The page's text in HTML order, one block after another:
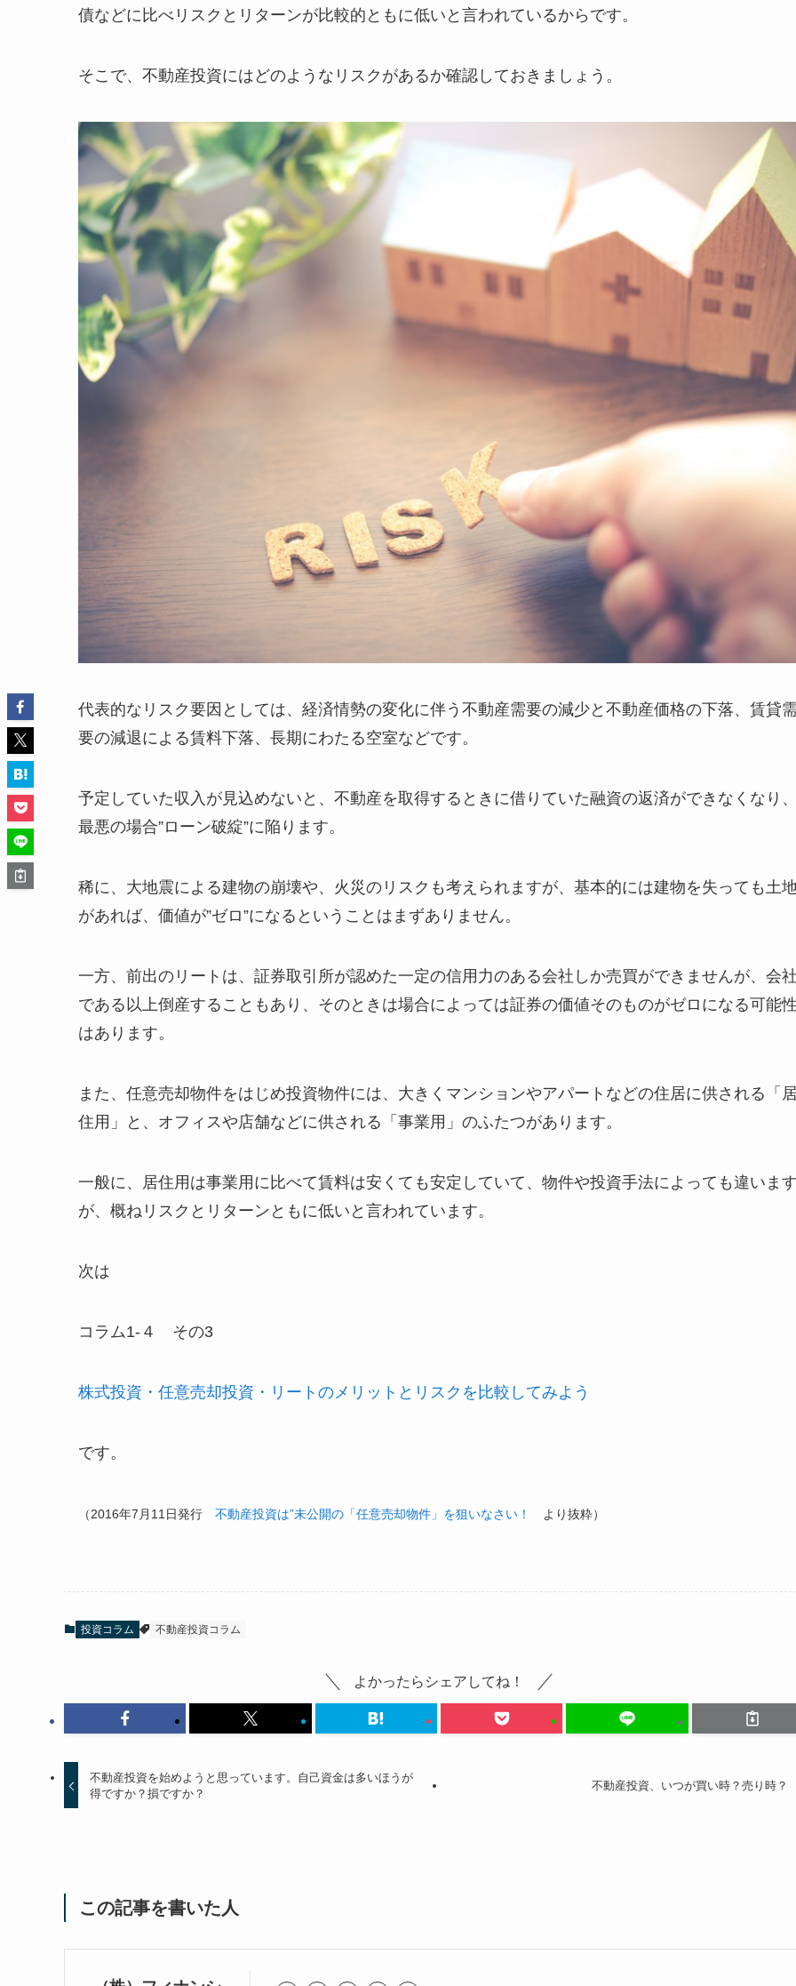
債などに比べリスクとリターンが比較的ともに低いと言われているからです。
そこで、不動産投資にはどのようなリスクがあるか確認しておきましょう。
代表的なリスク要因としては、経済情勢の変化に伴う不動産需要の減少と不動産価格の下落、賃貸
要の減退による賃料下落、長期にわたる空室などです。
予定していた収入が見込めないと、不動産を取得するときに借りていた融資の返済ができなくなり
最悪の場合”ローン破綻”に陥ります。
稀に、大地震による建物の崩壊や、火災のリスクも考えられますが、基本的には建物を失っても土
があれば、価値が”ゼロ”になるということはまずありません。
一方、前出のリートは、証券取引所が認めた一定の信用力のある会社しか売買ができませんが、会
である以上倒産することもあり、そのときは場合によっては証券の価値そのものがゼロになる可能
はあります。
また、任意売却物件をはじめ投資物件には、大きくマンションやアパートなどの住居に供される「
住用」と、オフィスや店舗などに供される「事業用」のふたつがあります。
一般に、居住用は事業用に比べて賃料は安くても安定していて、物件や投資手法によっても違いま
が、概ねリスクとリターンともに低いと言われています。
次は
コラム1-４ その3
株式投資・任意売却投資・リートのメリット とリスクを比較してみよう
です。
（2016年7月11日発行 不動産投資は”未公開の「任意売却物件」を狙いなさい！ より抜粋）
投資コラム 不動産投資コラム
よかったらシェアしてね！
不動産投資を始めようと思っています。自己資金は多いほうが
得ですか？損ですか？
不動産投資、いつが買い時？売り時？
この記事を書いた人